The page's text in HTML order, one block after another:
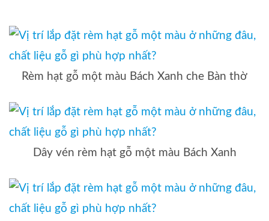
Rèm hạt gỗ một màu Bách Xanh che Bàn thờ
Dây vén rèm hạt gỗ một màu Bách Xanh